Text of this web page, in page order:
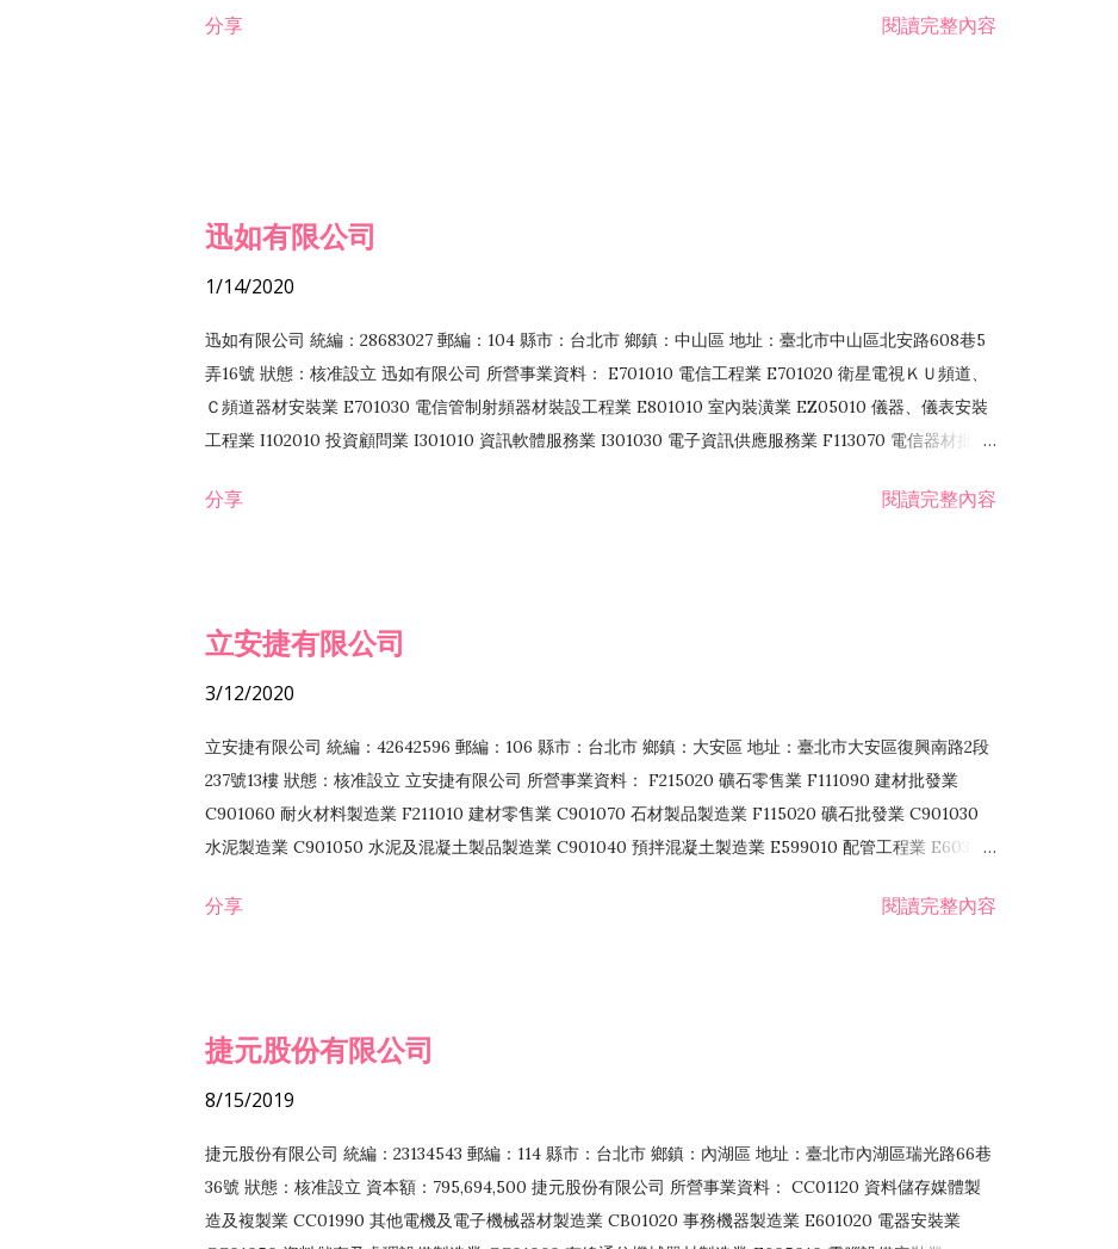
分享 閱讀完整內容
迅如有限公司
1/14/2020
迅如有限公司 統編：28683027 郵編：104 縣市：台北市 鄉鎮：中山區 地址：臺北市中山區北安路608巷5
弄16號 狀態：核准設立 迅如有限公司 所營事業資料： E701010 電信工程業 E701020 衛星電視ＫＵ頻道、
Ｃ頻道器材安裝業 E701030 電信管制射頻器材裝設工程業 E801010 室內裝潢業 EZ05010 儀器、儀表安裝
工程業 I102010 投資顧問業 I301010 資訊軟體服務業 I301030 電子資訊供應服務業 F113070 電信器材批發
務 F102030 菸酒批發業 F203020 菸酒零售業 F401171 酒類輸入業
分享 閱讀完整內容
立安捷有限公司
3/12/2020
立安捷有限公司 統編：42642596 郵編：106 縣市：台北市 鄉鎮：大安區 地址：臺北市大安區復興南路2段
237號13樓 狀態：核准設立 立安捷有限公司 所營事業資料： F215020 礦石零售業 F111090 建材批發業
C901060 耐火材料製造業 F211010 建材零售業 C901070 石材製品製造業 F115020 礦石批發業 C901030
水泥製造業 C901050 水泥及混凝土製品製造業 C901040 預拌混凝土製造業 E599010 配管工程業 E603110
EZ99990 其他工程業 F102170 食品什貨批發業 F106020 日常用品批發業 F108031 醫療器材批發業
分享 閱讀完整內容
捷元股份有限公司
8/15/2019
捷元股份有限公司 統編：23134543 郵編：114 縣市：台北市 鄉鎮：內湖區 地址：臺北市內湖區瑞光路66巷
36號 狀態：核准設立 資本額：795,694,500 捷元股份有限公司 所營事業資料： CC01120 資料儲存媒體製
造及複製業 CC01990 其他電機及電子機械器材製造業 CB01020 事務機器製造業 E601020 電器安裝業